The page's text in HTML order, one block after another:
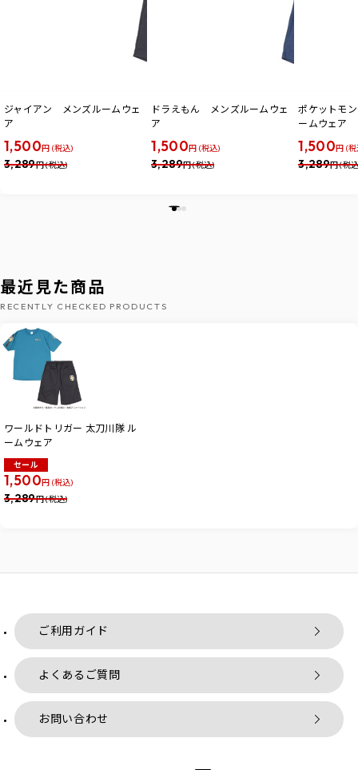
ジャイアン メンズルームウェ
ア
1,500円 (税込)
3,289円 (税込)
ドラえもん メンズルームウェ
ア
1,500円 (税込)
3,289円 (税込)
ポケットモ
ームウェア
1,500円 (
3,289円 (税
最近見た商品
RECENTLY CHECKED PRODUCTS
ワールドトリガー 太刀川隊 ル
ームウェア
セール
1,500円 (税込)
3,289円 (税込)
ご利用ガイド
よくあるご質問
お問い合わせ